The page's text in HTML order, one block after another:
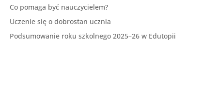
Co pomaga być nauczycielem?
Uczenie się o dobrostan ucznia
Podsumowanie roku szkolnego 2025–26 w Edutopii